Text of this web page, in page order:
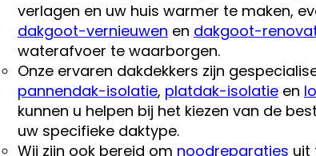
verlagen en uw huis warmer te maken,
dakgoot-vernieuwen en dakgoot-
waterafvoer te waarborgen.
Onze ervaren dakdekkers zijn
pannendak-isolatie, platdak-isolatieen
kunnen u helpen bij het kiezen van de
uw specifieke daktype.
Wij zijn ook bereid om noodreparaties uit